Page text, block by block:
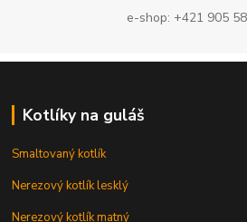
e-shop: +421 905
Kotlíky na guláš
Smaltovaný kotlík
Nerezový kotlík lesklý
Nerezový kotlík matný